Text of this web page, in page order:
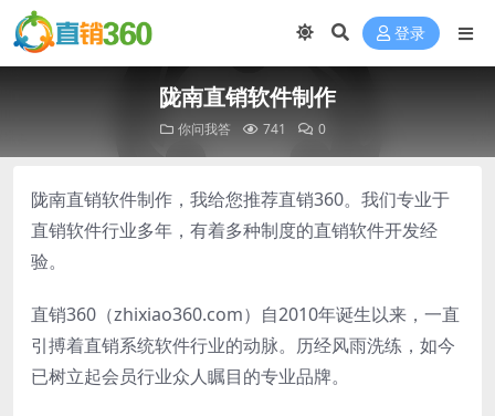
登录
陇南直销软件制作
你问我答 741 0
陇南直销软件制作，我给您推荐直销360。我们专业于
直销软件行业多年，有着多种制度的直销软件开发经
验。
直销360（zhixiao360.com）自2010年诞生以来，一直
引搏着直销系统软件行业的动脉。历经风雨洗练，如今
已树立起会员行业众人瞩目的专业品牌。